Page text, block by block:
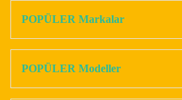
Ürün açıklamasında eksik bilgiler
POPÜLER Markalar
POPÜLER Modeller